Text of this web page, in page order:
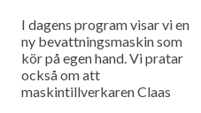
I dagens program visar vi en
ny bevattningsmaskin som
kör på egen hand. Vi pratar
också om att
maskintillverkaren Claas